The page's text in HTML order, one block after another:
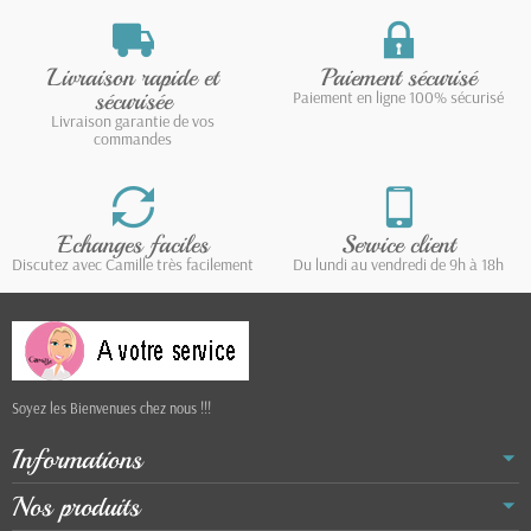
Livraison rapide et
sécurisée
Livraison garantie de vos
commandes
Paiement sécurisé
Paiement en ligne 100% sécurisé
Echanges faciles
Discutez avec Camille très facilement
Service client
Du lundi au vendredi de 9h à 18h
Soyez les Bienvenues chez nous !!!
Informations
Nos produits